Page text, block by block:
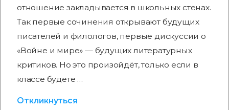
отношение закладывается в школьных стенах.
Так первые сочинения открывают будущих
писателей и филологов, первые дискуссии о
«Войне и мире» — будущих литературных
критиков. Но это произойдёт, только если в
классе будете …
Откликнуться